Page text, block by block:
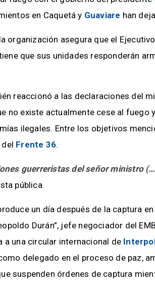
en Caquetá y Guaviare han
organización asegura que el
que sus unidades responderán
reaccionó a las declaraciones del
no existe actualmente cese al fuego
ilegales. Entre los objetivos
Frente 36.
guerreristas del señor ministro
pública.
un día después de la captura
Durán”, jefe negociador del
a una circular internacional de
delegado en el proceso de paz,
suspenden órdenes de captura